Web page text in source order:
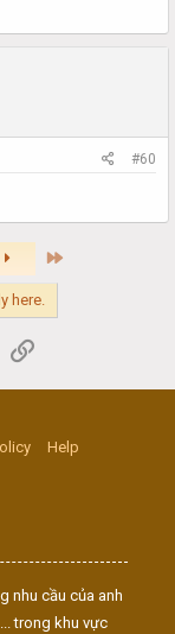
#60
here.
Email
Help
nhu cầu của anh
trong khu vực